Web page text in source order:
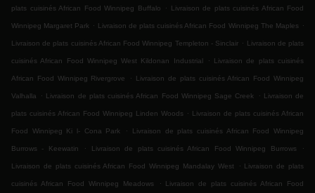
plats cuisinés African Food Winnipeg Buffalo . Livraison de plats cuisinés African Food
Winnipeg Margaret Park . Livraison de plats cuisinés African Food Winnipeg The Maples .
Livraison de plats cuisinés African Food Winnipeg Templeton - Sinclair . Livraison de plats
cuisinés African Food Winnipeg West Kildonan Industrial . Livraison de plats cuisinés
African Food Winnipeg Rivergrove . Livraison de plats cuisinés African Food Winnipeg
Valhalla . Livraison de plats cuisinés African Food Winnipeg Sage Creek . Livraison de
plats cuisinés African Food Winnipeg Linden Woods . Livraison de plats cuisinés African
Food Winnipeg Ki l- Cona Park . Livraison de plats cuisinés African Food Winnipeg
Burrows - Keewatin . Livraison de plats cuisinés African Food Winnipeg Burrows .
Livraison de plats cuisinés African Food Winnipeg Mandalay West . Livraison de plats
cuisinés African Food Winnipeg Meadows . Livraison de plats cuisinés African Food